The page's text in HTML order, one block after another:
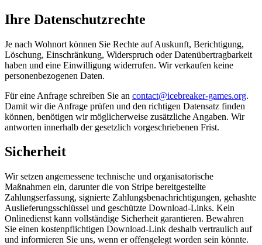
Ihre Datenschutzrechte
Je nach Wohnort können Sie Rechte auf Auskunft, Berichtigung,
Löschung, Einschränkung, Widerspruch oder Datenübertragbarkeit
haben und eine Einwilligung widerrufen. Wir verkaufen keine
personenbezogenen Daten.
Für eine Anfrage schreiben Sie an contact@icebreaker-games.org.
Damit wir die Anfrage prüfen und den richtigen Datensatz finden
können, benötigen wir möglicherweise zusätzliche Angaben. Wir
antworten innerhalb der gesetzlich vorgeschriebenen Frist.
Sicherheit
Wir setzen angemessene technische und organisatorische
Maßnahmen ein, darunter die von Stripe bereitgestellte
Zahlungserfassung, signierte Zahlungsbenachrichtigungen, gehashte
Auslieferungsschlüssel und geschützte Download-Links. Kein
Onlinedienst kann vollständige Sicherheit garantieren. Bewahren
Sie einen kostenpflichtigen Download-Link deshalb vertraulich auf
und informieren Sie uns, wenn er offengelegt worden sein könnte.